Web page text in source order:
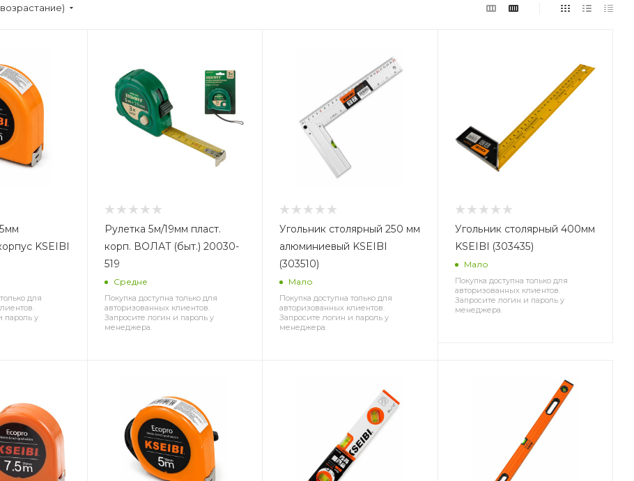
KSEIBI
для
пароль у
Рулетка 5м/19мм пласт.
корп. ВОЛАТ (быт.) 20030-
519
Средне
Покупка доступна только для
авторизованных клиентов.
Запросите логин и пароль у
менеджера.
Угольник столярный 250 мм
алюминиевый KSEIBI
(303510)
Мало
Покупка доступна только для
авторизованных клиентов.
Запросите логин и пароль у
менеджера.
Угольник столярный 400мм
KSEIBI (303435)
Мало
Покупка доступна только для
авторизованных клиентов.
Запросите логин и пароль у
менеджера.